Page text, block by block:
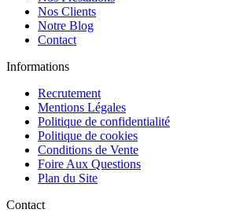
Nos Clients
Notre Blog
Contact
Informations
Recrutement
Mentions Légales
Politique de confidentialité
Politique de cookies
Conditions de Vente
Foire Aux Questions
Plan du Site
Contact